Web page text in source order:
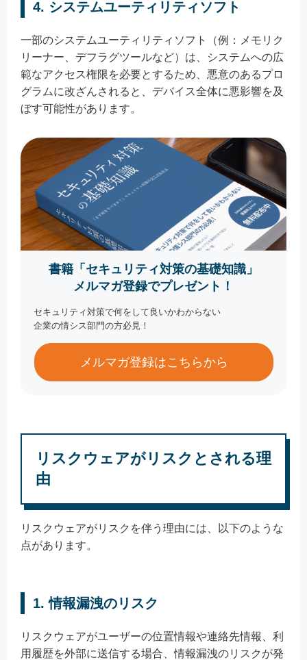
4. システムユーティリティソフト
一部のシステムユーティリティソフト（例：メモリク
リーナー、デフラグツールなど）は、システムへの広
範なアクセス権限を必要とするため、悪意のあるプロ
グラムに改ざんされると、デバイス全体に悪影響を及
ぼす可能性があります。
書籍「セキュリティ対策の基礎知識」
メルマガ登録でプレゼント！
セキュリティ対策で何をして良いかわからない
企業の情シス部門の方必見！
メルマガ登録はこちらから
リスクウェアがリスクとされる理
由
リスクウェアがリスクを伴う理由には、以下のような
点があります。
1. 情報漏洩のリスク
リスクウェアがユーザーの位置情報や連絡先情報、利
用履歴を外部に送信する場合、情報漏洩のリスクが発